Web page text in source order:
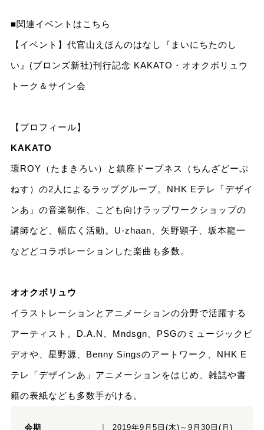
■関連イベントはこちら
【イベント】代官山えほんのはなし『まいにちたのし
い』(ブロンズ新社)刊行記念 KAKATO・オオクボリュウ
トーク＆サイン会
【プロフィール】
KAKATO
環ROY（たまきろい）と鎮座ドープネス（ちんざどーぷ
ねす）の2人によるラップグループ。NHK Eテレ「デザイ
ンあ」の音楽制作、こども向けラップワークショップの
講師など、幅広く活動。U-zhaan、矢野顕子、坂本龍一
などどコラボレーションした楽曲も多数。
オオクボリュウ
イラストレーションとアニメーションの分野で活躍する
アーティスト。D.A.N、Mndsgn、PSGのミュージックビ
デオや、星野源、Benny Singsのアートワーク、NHK E
テレ「デザインあ」アニメーションをはじめ、雑誌や書
籍の表紙なども多数手がける。
会期 2019年9月5日(木)～9月30日(月)